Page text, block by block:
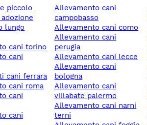
piccolo
adozione
cani torino
cani ferrara
cani roma
allevamento cani
campobasso
allevamento cani como
allevamento cani
perugia
allevamento cani lecce
allevamento cani
bologna
allevamento cani
villabate palermo
allevamento cani narni
terni